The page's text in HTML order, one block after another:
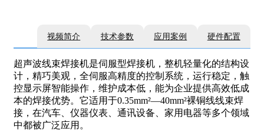
视频简介 技术参数 应用案例 硬件配置
超声波线束焊接机是伺服型焊接机，整机轻量化的结构设
计，精巧美观，全伺服高精度的控制系统，运行稳定，触
控显示屏智能操作，维护成本低，能为企业提供高效低成
本的焊接优势。它适用于0.35mm²—40mm²裸铜线线束焊
接，在汽车、仪器仪表、通讯设备、家用电器等多个领域
中都被广泛应用。